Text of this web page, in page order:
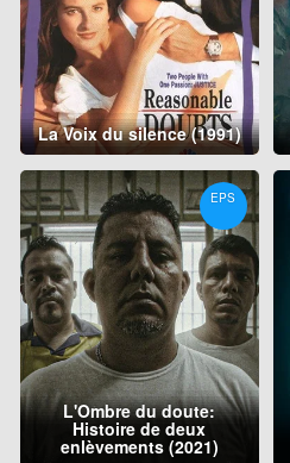
La Voix du silence (1991)
EPS
L'Ombre du doute:
Histoire de deux
enlèvements (2021)